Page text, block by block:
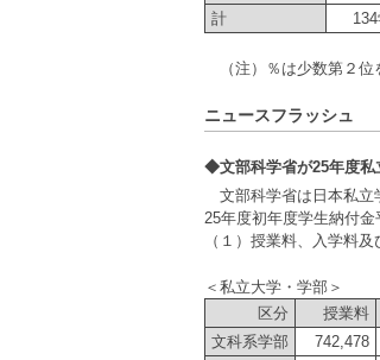
計
（注）％は少数第２
ニュースフラッシュ
◆文部科学省が25年度私
文部科学省は日本私
25年度初年度学生納付
（１）授業料、入学料
＜私立大学・学部＞
区分
授業料
文科系学部
742,478